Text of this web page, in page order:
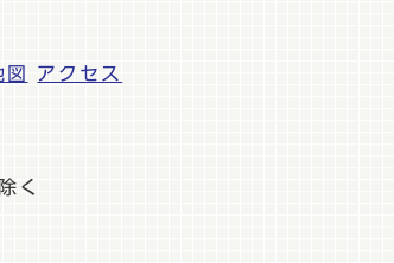
図
アクセス
く